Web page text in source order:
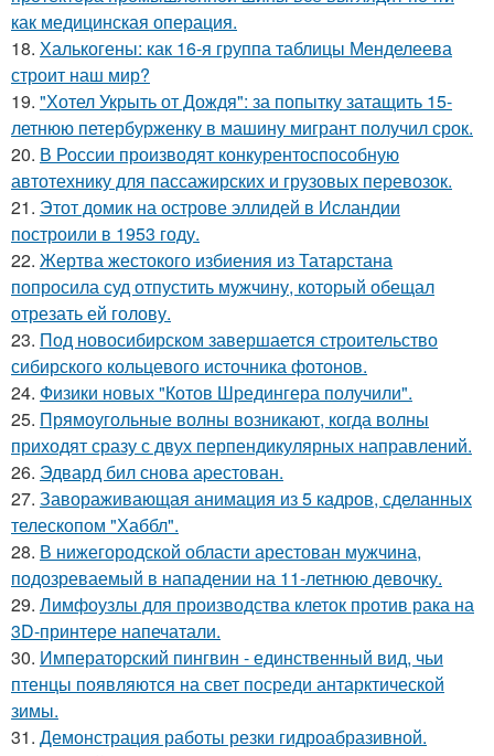
как медицинская операция.
18. Халькогены: как 16-я группа таблицы Менделеева
строит наш мир?
19. "Хотел Укрыть от Дождя": за попытку затащить 15-
летнюю петербурженку в машину мигрант получил срок.
20. В России производят конкурентоспособную
автотехнику для пассажирских и грузовых перевозок.
21. Этот домик на острове эллидей в Исландии
построили в 1953 году.
22. Жертва жестокого избиения из Татарстана
попросила суд отпустить мужчину, который обещал
отрезать ей голову.
23. Под новосибирском завершается строительство
сибирского кольцевого источника фотонов.
24. Физики новых "Котов Шредингера получили".
25. Прямоугольные волны возникают, когда волны
приходят сразу с двух перпендикулярных направлений.
26. Эдвард бил снова аpестован.
27. Завораживающая анимация из 5 кадров, сделанных
телескопом "Хаббл".
28. В нижегородской области арестован мужчина,
подозреваемый в нападении на 11-летнюю девочку.
29. Лимфоузлы для производства клеток против рака на
3D-принтере напечатали.
30. Императорский пингвин - единственный вид, чьи
птенцы появляются на свет посреди антарктической
зимы.
31. Демонстрация работы резки гидроабразивной.